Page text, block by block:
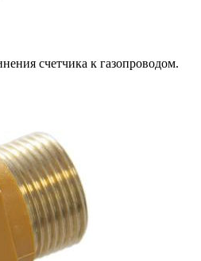
счетчика к газопроводом.